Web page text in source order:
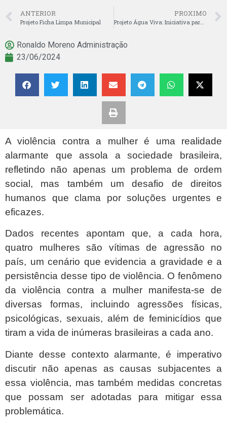
ANTERIOR
Projeto Ficha Limpa Municipal
PROXIMO
Projeto Água Viva: Iniciativa para Mitigar a Crise Hídrica nas Cidades Brasileiras
Ronaldo Moreno Administração
23/06/2024
A violência contra a mulher é uma realidade
alarmante que assola a sociedade brasileira,
refletindo não apenas um problema de ordem
social, mas também um desafio de direitos
humanos que clama por soluções urgentes e
eficazes.
Dados recentes apontam que, a cada hora,
quatro mulheres são vítimas de agressão no
país, um cenário que evidencia a gravidade e a
persistência desse tipo de violência. O fenômeno
da violência contra a mulher manifesta-se de
diversas formas, incluindo agressões físicas,
psicológicas, sexuais, além de feminicídios que
tiram a vida de inúmeras brasileiras a cada ano.
Diante desse contexto alarmante, é imperativo
discutir não apenas as causas subjacentes a
essa violência, mas também medidas concretas
que possam ser adotadas para mitigar essa
problemática.